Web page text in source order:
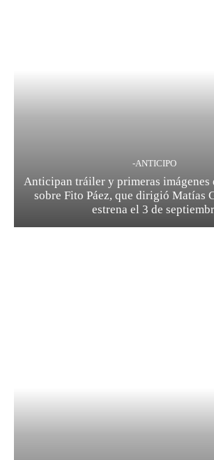
-ANTICIPO
Anticipan tráiler y primeras imágenes
sobre Fito Páez, que dirigió Matías
estrena el 3 de